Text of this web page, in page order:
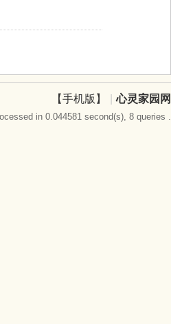
【手机版】 心灵家园网
in 0.044581 second(s), 8 queries .